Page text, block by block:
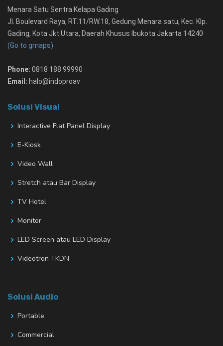
Menara Satu Sentra Kelapa Gading
Jl. Boulevard Raya, RT.11/RW.18, Gedung Menara satu, Kec. Klp.
Gading, Kota Jkt Utara, Daerah Khusus Ibukota Jakarta 14240
(Go to gmaps)
Phone: 0818 188 99990
Email: halo@indoproav
Solusi Visual
Interactive Flat Panel Display
E-Kiosk
Video Wall
Stretch atau Bar Display
TV Hotel
Monitor
LED Screen atau LED Display
Videotron TKDN
Solusi Audio
Portable
Commercial